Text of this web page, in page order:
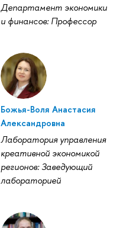
Департамент экономики
и финансов: Профессор
Божья-Воля Анастасия
Александровна
Лаборатория управления
креативной экономикой
регионов: Заведующий
лабораторией